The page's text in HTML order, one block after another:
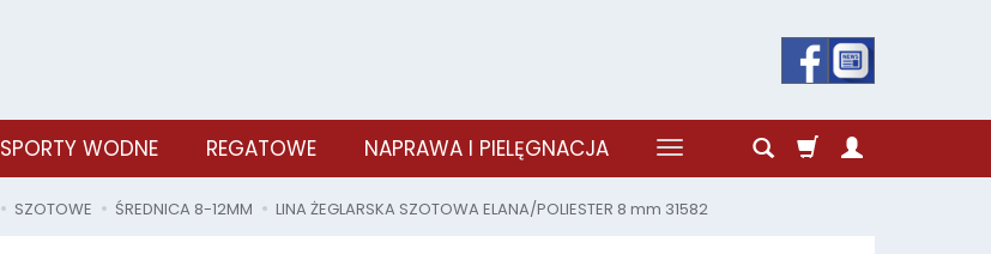
SPORTY WODNE REGATOWE NAPRAWA I PIELĘGNACJA
SZOTOWE ŚREDNICA 8-12MM LINA ŻEGLARSKA SZOTOWA ELANA/POLIESTER 8 mm 31582